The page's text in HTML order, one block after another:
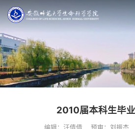
2010届本科生毕
编辑：汪倩倩 预审：刘振杰